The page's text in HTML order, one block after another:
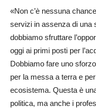
«Non c’è nessuna
servizi in assenza di una
dobbiamo sfruttare
oggi ai primi posti per
Dobbiamo fare uno
per la messa a terra e
ecosistema. Questa è
politica, ma anche i